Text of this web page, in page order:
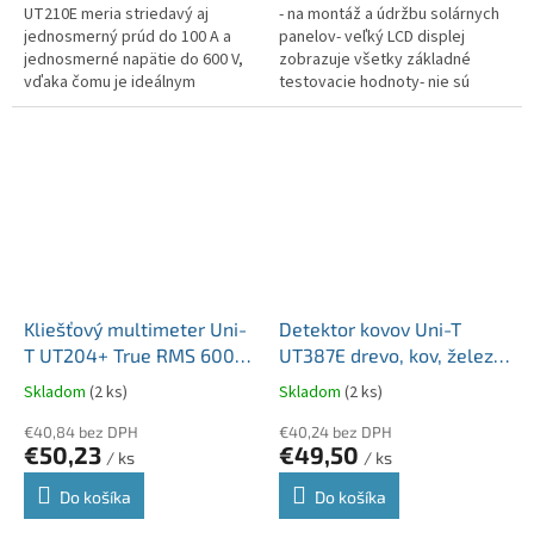
UT210E meria striedavý aj
jednosmerný prúd do 100 A a
jednosmerné napätie do 600 V,
vďaka čomu je ideálnym
nástrojom na diagnostiku
- na montáž a údržbu solárnych
panelov- veľký LCD displej
zobrazuje všetky základné
testovacie hodnoty- nie sú
potrebné žiadne batérie,
Kliešťový multimeter Uni-
T UT204+ True RMS 600A
AC/DC 600V MIE0403
Skladom (2 ks)
€40,84 bez DPH
€50,23 / ks
Do košíka
Detektor kovov Uni-T
UT387E drevo, kov, železo
MIE0476
Skladom (2 ks)
€40,24 bez DPH
€49,50 / ks
Do košíka